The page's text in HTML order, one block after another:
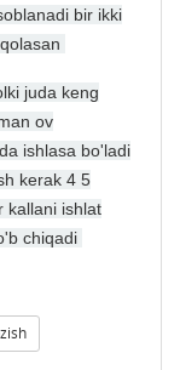
bir ikki
juda keng
ov
ishlasa bo'ladi
kerak 4 5
kallani ishlat
chiqadi